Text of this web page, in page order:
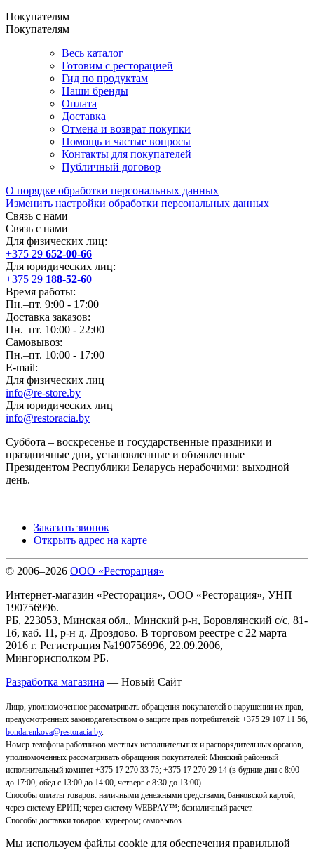
Покупателям
Покупателям
Весь каталог
Готовим с ресторацией
Гид по продуктам
Наши бренды
Оплата
Доставка
Отмена и возврат покупки
Помощь и частые вопросы
Контакты для покупателей
Публичный договор
О порядке обработки персональных данных
Изменить настройки обработки персональных данных
Связь с нами
Связь с нами
Для физических лиц:
+375 29 652-00-66
Для юридических лиц:
+375 29 188-52-60
Время работы:
Пн.–пт. 9:00 - 17:00
Доставка заказов:
Пн.–пт. 10:00 - 22:00
Самовывоз:
Пн.–пт. 10:00 - 17:00
E-mail:
Для физических лиц
info@re-store.by
Для юридических лиц
info@restoracia.by
Суббота – воскресенье и государственные праздники и
праздничные дни, установленные и объявленные
Президентом Республики Беларусь нерабочими: выходной
день.
Заказать звонок
Открыть адрес на карте
© 2006–2026 ООО «Ресторация»
Интернет-магазин «Ресторация», ООО «Ресторация», УНП
190756996.
РБ, 223053, Минская обл., Минский р-н, Боровлянский с/с, 81-
1б, каб. 11, р-н д. Дроздово. В торговом реестре с 22 марта
2016 г. Регистрация №190756996, 22.09.2006,
Мингорисполком РБ.
Разработка магазина — Новый Сайт
Лицо, уполномоченное рассматривать обращения покупателей о нарушении их прав,
предусмотренных законодательством о защите прав потребителей: +375 29 107 11 56,
bondarenkova@restoracia.by.
Номер телефона работников местных исполнительных и распорядительных органов,
уполномоченных рассматривать обращения покупателей: Минский районный
исполнительный комитет +375 17 270 33 75; +375 17 270 29 14 (в будние дни с 8:00
до 17:00, обед с 13:00 до 14:00, четверг с 8:30 до 13:00).
Способы оплаты товаров: наличными денежными средствами; банковской картой;
через систему ЕРИП; через систему WEBPAY™; безналичный расчет.
Способы доставки товаров: курьером; самовывоз.
Мы используем файлы cookie для обеспечения правильной